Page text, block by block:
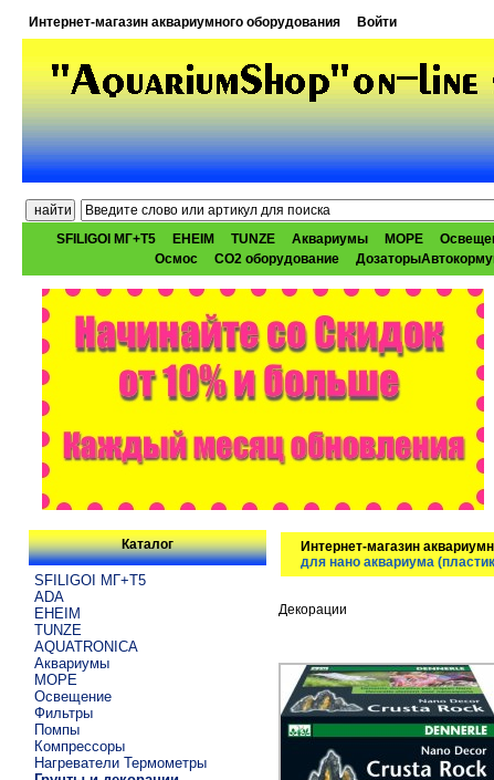
Интернет-магазин аквариумного оборудования Войти
SFILIGOI МГ+Т5 EHEIM TUNZE Аквариумы МОРЕ
Осмос
CO2 оборудование
Каталог
SFILIGOI МГ+Т5
ADA
EHEIM
TUNZE
AQUATRONICA
Аквариумы
МОРЕ
Освещение
Фильтры
Помпы
Компрессоры
Нагреватели Термометры
Интернет-магазин
для нано аквариума
Декорации